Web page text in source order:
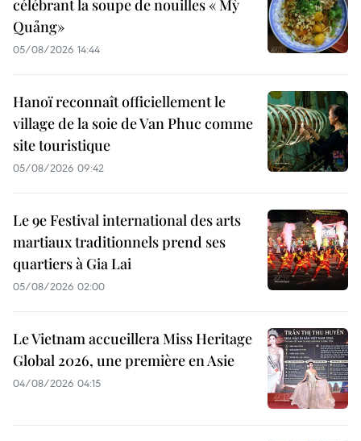
célébrant la soupe de nouilles « Mỳ
Quảng»
05/08/2026 14:44
Hanoï reconnaît officiellement le
village de la soie de Van Phuc comme
site touristique
05/08/2026 09:42
Le 9e Festival international des arts
martiaux traditionnels prend ses
quartiers à Gia Lai
05/08/2026 02:00
Le Vietnam accueillera Miss Heritage
Global 2026, une première en Asie
04/08/2026 04:15